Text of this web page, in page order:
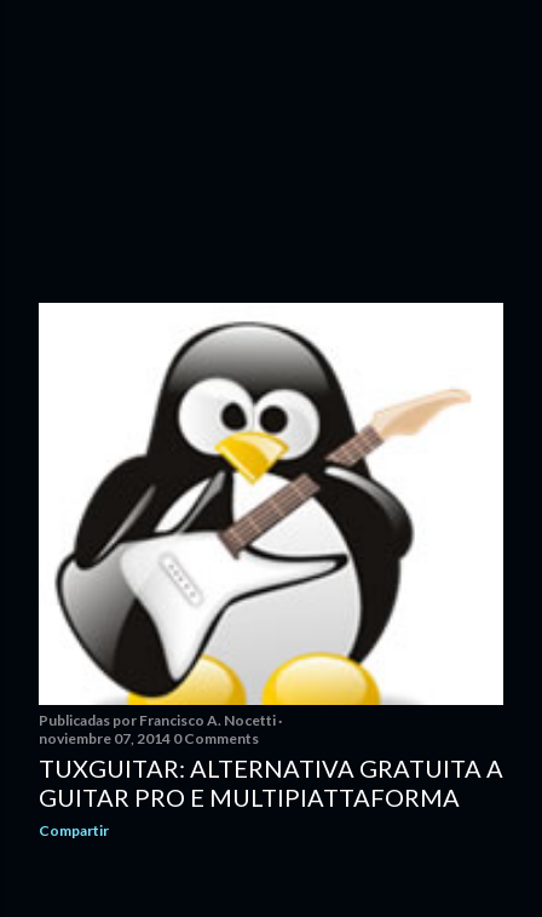
Publicadas por Francisco A. Nocetti
noviembre 07, 2014 0 Comments
TUXGUITAR: ALTERNATIVA GRATUITA A
GUITAR PRO E MULTIPIATTAFORMA
Compartir